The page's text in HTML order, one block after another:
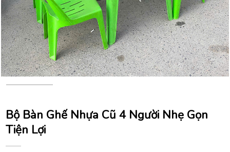
Bộ Bàn Ghế Nhựa Cũ 4 Người Nhẹ Gọn
Tiện Lợi